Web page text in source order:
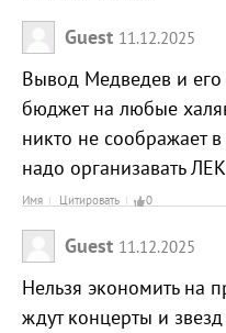
Guest 11.12.2025
Вывод Медведев и
бюджет на любые
никто не соображает
надо организавать
Имя Цитировать 0
Guest 11.12.2025
Нельзя экономить на
ждут концерты и